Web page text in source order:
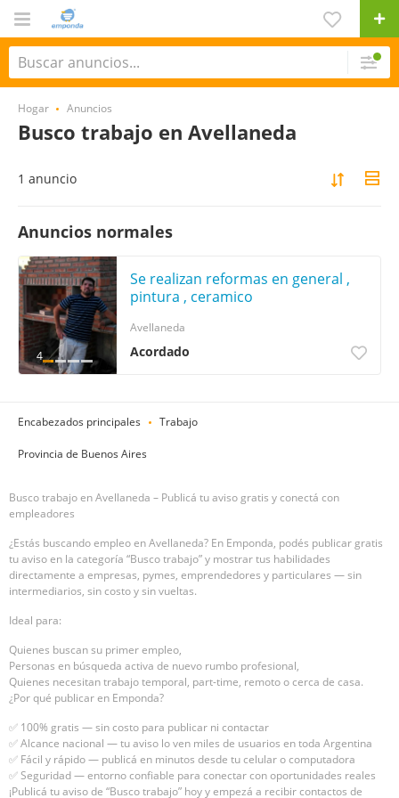
Hogar Anuncios
Busco trabajo en Avellaneda
1 anuncio
Anuncios normales
4
Se realizan reformas en general ,
pintura , ceramico
Acordado
Avellaneda
Encabezados principales Trabajo
Provincia de Buenos Aires
Busco trabajo en Avellaneda – Publicá tu aviso gratis y conectá con
empleadores
¿Estás buscando empleo en Avellaneda? En Emponda, podés publicar gratis
tu aviso en la categoría “Busco trabajo” y mostrar tus habilidades
directamente a empresas, pymes, emprendedores y particulares — sin
intermediarios, sin costo y sin vueltas.
Ideal para:
Quienes buscan su primer empleo,
Personas en búsqueda activa de nuevo rumbo profesional,
Quienes necesitan trabajo temporal, part-time, remoto o cerca de casa.
¿Por qué publicar en Emponda?
✅ 100% gratis — sin costo para publicar ni contactar
✅ Alcance nacional — tu aviso lo ven miles de usuarios en toda Argentina
✅ Fácil y rápido — publicá en minutos desde tu celular o computadora
✅ Seguridad — entorno confiable para conectar con oportunidades reales
¡Publicá tu aviso de “Busco trabajo” hoy y empezá a recibir contactos de